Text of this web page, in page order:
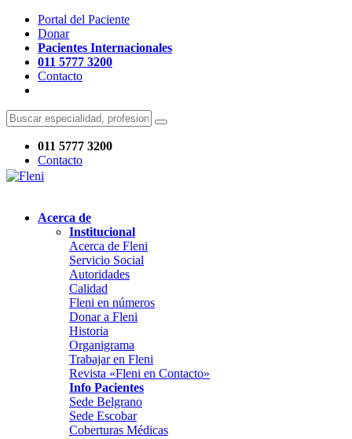
Portal del Paciente
Donar
Pacientes Internacionales
011 5777 3200
Contacto
011 5777 3200
Contacto
Acerca de
Institucional
Acerca de Fleni
Servicio Social
Autoridades
Calidad
Fleni en números
Donar a Fleni
Historia
Organigrama
Trabajar en Fleni
Revista «Fleni en Contacto»
Info Pacientes
Sede Belgrano
Sede Escobar
Coberturas Médicas